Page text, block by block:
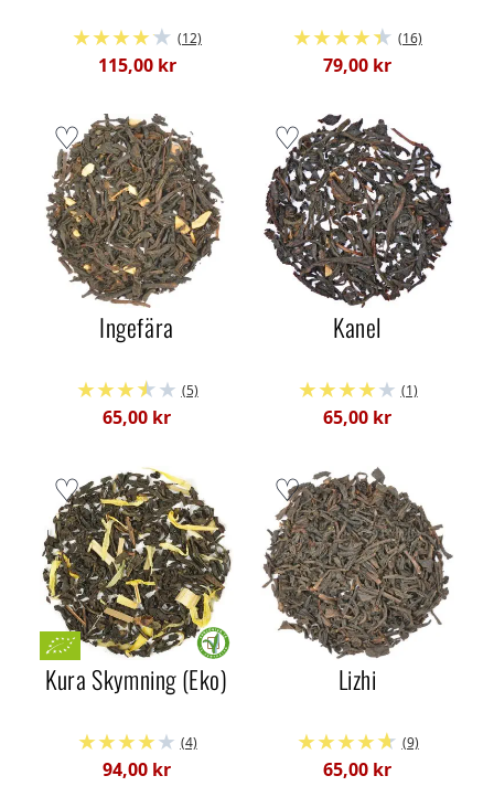
(12)
115,00 kr
(16)
79,00 kr
Ingefära
(5)
65,00 kr
Kanel
(1)
65,00 kr
Kura Skymning (Eko)
(4)
94,00 kr
Lizhi
(9)
65,00 kr